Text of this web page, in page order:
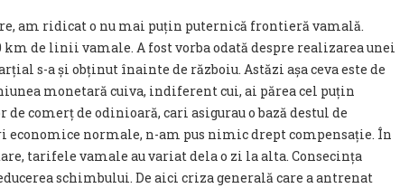
am ridicat o nu mai puțin puternică frontieră vamală.
km de linii vamale. A fost vorba odată despre realizarea unei
s-a și obținut înainte de războiu. Astăzi așa ceva este de
monetară cuiva, indiferent cui, ai părea cel puțin
comerț de odinioară, cari asigurau o bază destul de
normale, n-am pus nimic drept compensație. În
tarifele vamale au variat dela o zi la alta. Consecința
schimbului. De aici criza generală care a antrenat